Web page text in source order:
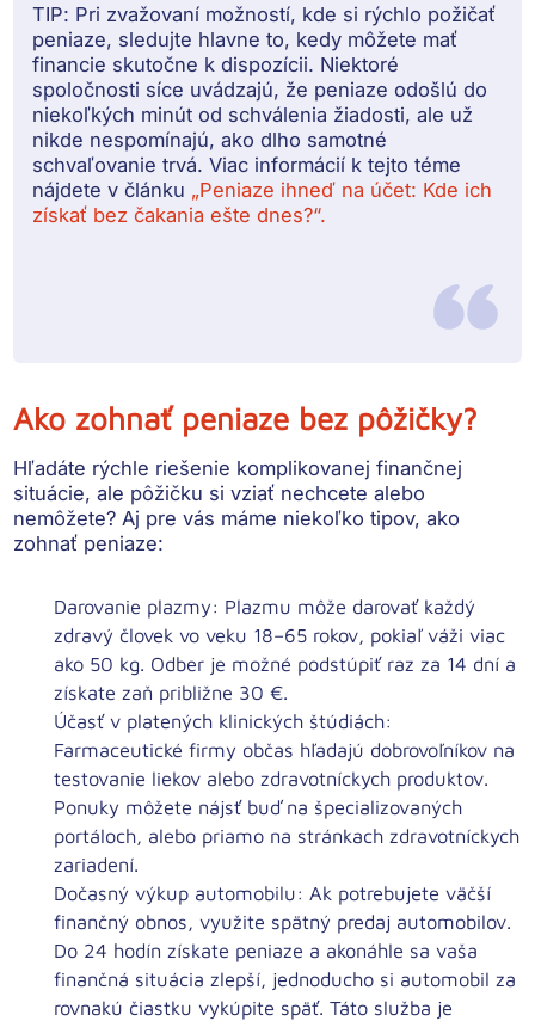
TIP: Pri zvažovaní možností, kde si rýchlo požičať
peniaze, sledujte hlavne to, kedy môžete mať
financie skutočne k dispozícii. Niektoré
spoločnosti síce uvádzajú, že peniaze odošlú do
niekoľkých minút od schválenia žiadosti, ale už
nikde nespomínajú, ako dlho samotné
schvaľovanie trvá. Viac informácií k tejto téme
nájdete v článku „Peniaze ihneď na účet: Kde ich
získať bez čakania ešte dnes?“.
Ako zohnať peniaze bez pôžičky?
Hľadáte rýchle riešenie komplikovanej finančnej
situácie, ale pôžičku si vziať nechcete alebo
nemôžete? Aj pre vás máme niekoľko tipov, ako
zohnať peniaze:
Darovanie plazmy: Plazmu môže darovať každý
zdravý človek vo veku 18–65 rokov, pokiaľ váži viac
ako 50 kg. Odber je možné podstúpiť raz za 14 dní a
získate zaň približne 30 €.
Účasť v platených klinických štúdiách:
Farmaceutické firmy občas hľadajú dobrovoľníkov na
testovanie liekov alebo zdravotníckych produktov.
Ponuky môžete nájsť buď na špecializovaných
portáloch, alebo priamo na stránkach zdravotníckych
zariadení.
Dočasný výkup automobilu: Ak potrebujete väčší
finančný obnos, využite spätný predaj automobilov.
Do 24 hodín získate peniaze a akonáhle sa vaša
finančná situácia zlepší, jednoducho si automobil za
rovnakú čiastku vykúpite späť. Táto služba je